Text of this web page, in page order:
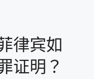
律宾如
证明？